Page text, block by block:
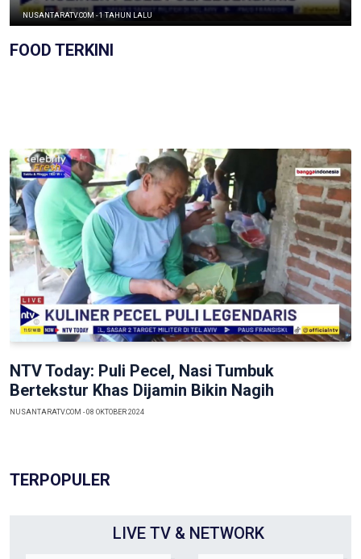
NUSANTARATV.COM - 1 TAHUN LALU
FOOD TERKINI
NTV Today: Puli Pecel, Nasi Tumbuk
Bertekstur Khas Dijamin Bikin Nagih
NUSANTARATV.COM - 08 OKTOBER 2024
Previous Next
TERPOPULER
LIVE TV & NETWORK